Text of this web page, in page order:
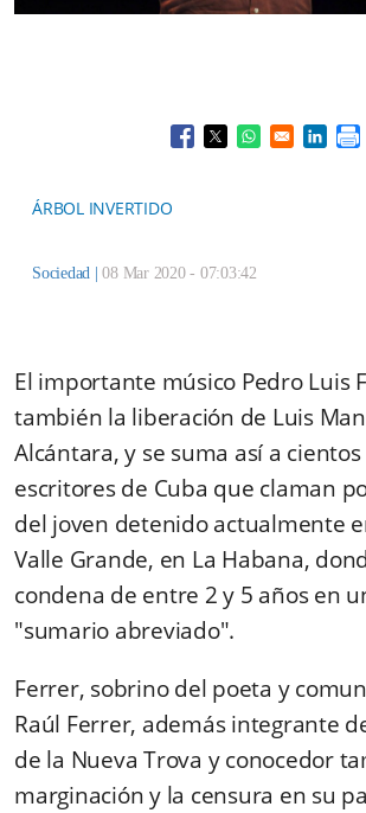
Opens in a new
Opens in a new
Opens in a
ÁRBOL INVERTIDO
Sociedad |08 Mar 2020 - 07:03:42
El importante músico Pedro Luis
también la liberación de Luis
Alcántara, y se suma así a
escritores de Cuba que claman
del joven detenido actualmente
Valle Grande, en La Habana,
condena de entre 2 y 5 años en
"sumario abreviado".
Ferrer, sobrino del poeta y
Raúl Ferrer, además integrante
de la Nueva Trova y conocedor
marginación y la censura en su